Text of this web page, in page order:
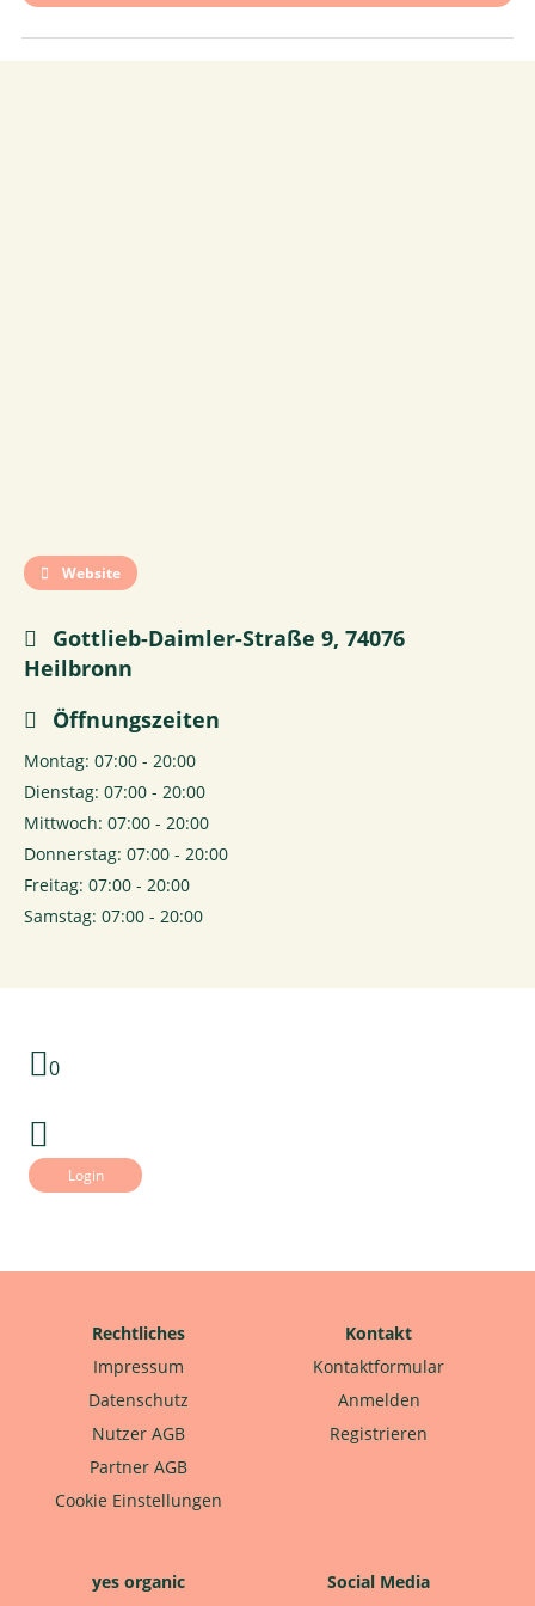
Website
Gottlieb-Daimler-Straße 9, 74076
Heilbronn
Öffnungszeiten
Montag: 07:00 - 20:00
Dienstag: 07:00 - 20:00
Mittwoch: 07:00 - 20:00
Donnerstag: 07:00 - 20:00
Freitag: 07:00 - 20:00
Samstag: 07:00 - 20:00
0
Login
Rechtliches
Impressum
Datenschutz
Nutzer AGB
Partner AGB
Cookie Einstellungen
Kontakt
Kontaktformular
Anmelden
Registrieren
yes organic
Social Media